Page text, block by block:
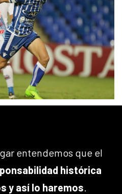
entendemos que el
histórica
y así lo haremos